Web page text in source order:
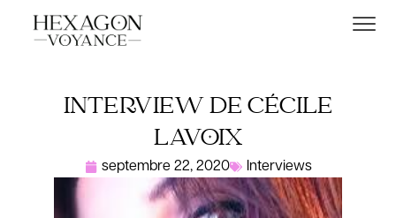
INTERVIEW DE CÉCILE
LAVOIX
septembre 22, 2020 Interviews